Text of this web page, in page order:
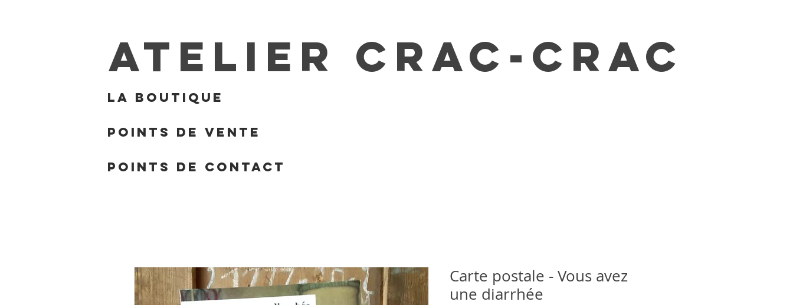
ATELIER CRAC-CRAC
La boutique
Points de Vente
Points de Contact
Carte postale - Vous avez
une diarrhée